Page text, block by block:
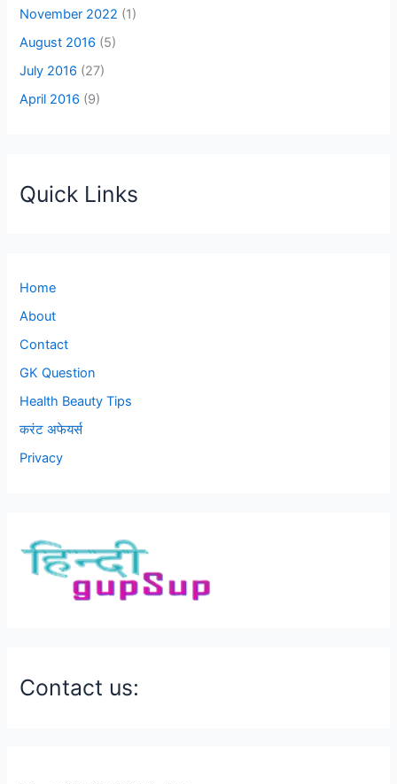
November 2022 (1)
August 2016 (5)
July 2016 (27)
April 2016 (9)
Quick Links
Home
About
Contact
GK Question
Health Beauty Tips
करंट अफेयर्स
Privacy
Contact us: